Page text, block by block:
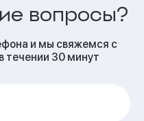
вопросы?
и мы свяжемся с
течении 30 минут